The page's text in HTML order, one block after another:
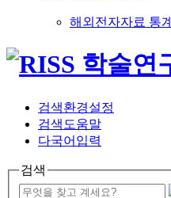
해외전자자료 통계
검색환경설정
검색도움말
다국어입력
검색